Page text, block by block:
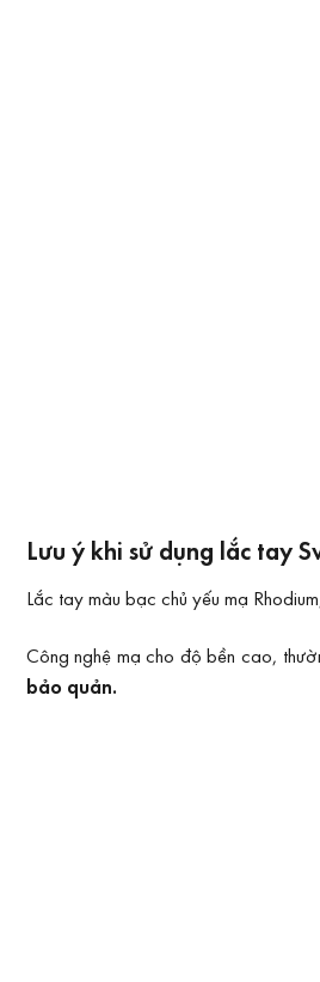
Lưu ý khi sử dụng lắc tay
Lắc tay màu bạc chủ yếu mạ
Công nghệ mạ cho độ bền cao,
bảo quản.